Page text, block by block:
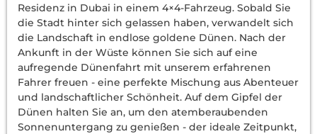
Residenz in Dubai in einem 4×4-Fahrzeug. Sobald Sie
die Stadt hinter sich gelassen haben, verwandelt sich
die Landschaft in endlose goldene Dünen. Nach der
Ankunft in der Wüste können Sie sich auf eine
aufregende Dünenfahrt mit unserem erfahrenen
Fahrer freuen - eine perfekte Mischung aus Abenteuer
und landschaftlicher Schönheit. Auf dem Gipfel der
Dünen halten Sie an, um den atemberaubenden
Sonnenuntergang zu genießen - der ideale Zeitpunkt,